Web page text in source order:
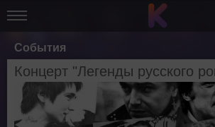
События
Концерт "Легенды русского